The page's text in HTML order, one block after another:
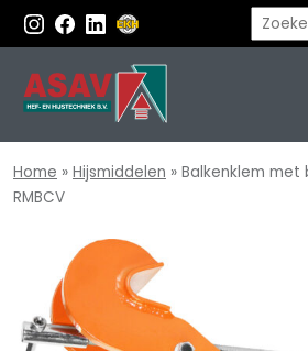
Home » Hijsmiddelen » Balkenklem met
RMBCV